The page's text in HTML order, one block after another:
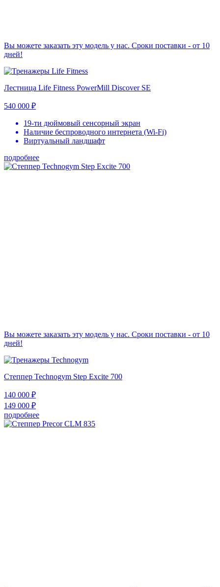
Вы можете заказать эту модель у нас. Сроки поставки - от 10
дней!
Лестница Life Fitness PowerMill Discover SE
540 000 ₽
19-ти дюймовый сенсорный экран
Наличие беспроводного интернета (Wi-Fi)
Виртуальный ландшафт
подробнее
Вы можете заказать эту модель у нас. Сроки поставки - от 10
дней!
Степпер Technogym Step Excite 700
140 000 ₽
149 000 ₽
подробнее